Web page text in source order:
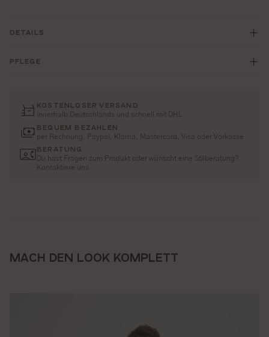
DETAILS
PFLEGE
KOSTENLOSER VERSAND
innerhalb Deutschlands und schnell mit DHL
BEQUEM BEZAHLEN
per Rechnung, Paypal, Klarna, Mastercard, Visa oder Vorkasse
BERATUNG
Du hast Fragen zum Produkt oder wünscht eine Stilberatung?
Kontaktiere uns
MACH DEN LOOK KOMPLETT